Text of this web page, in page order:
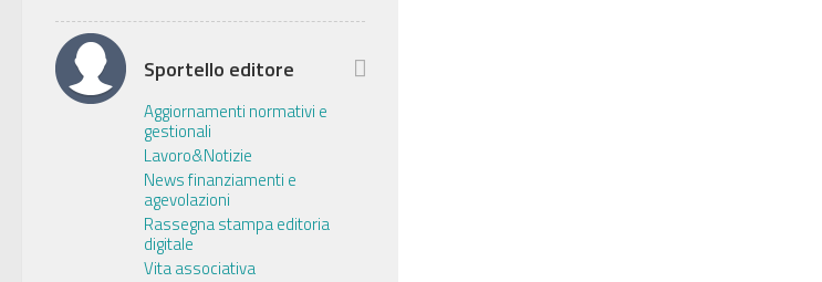
Sportello editore
Aggiornamenti normativi e
gestionali
Lavoro&Notizie
News finanziamenti e
agevolazioni
Rassegna stampa editoria
digitale
Vita associativa